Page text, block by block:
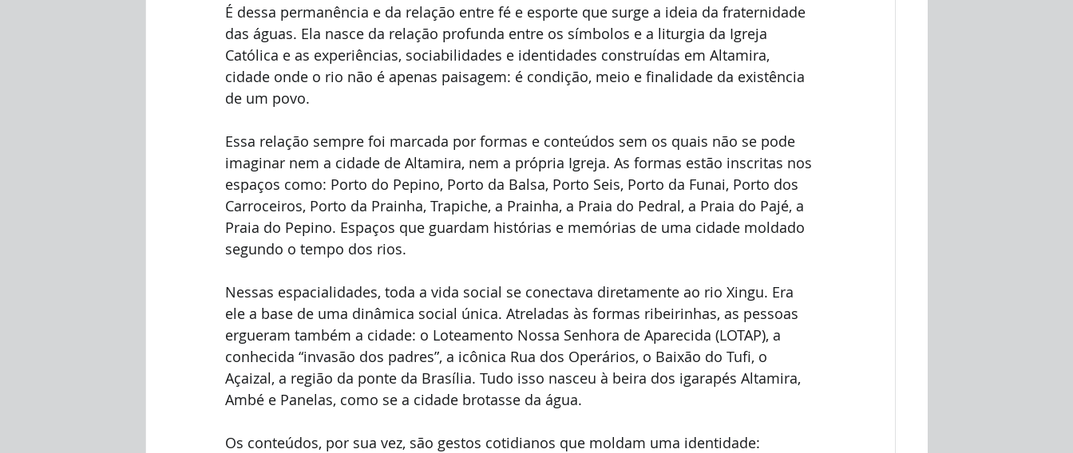
É dessa permanência e da relação entre fé e esporte que surge a ideia da fraternidade
das águas. Ela nasce da relação profunda entre os símbolos e a liturgia da Igreja
Católica e as experiências, sociabilidades e identidades construídas em Altamira,
cidade onde o rio não é apenas paisagem: é condição, meio e finalidade da existência
de um povo.
Essa relação sempre foi marcada por formas e conteúdos sem os quais não se pode
imaginar nem a cidade de Altamira, nem a própria Igreja. As formas estão inscritas nos
espaços como: Porto do Pepino, Porto da Balsa, Porto Seis, Porto da Funai, Porto dos
Carroceiros, Porto da Prainha, Trapiche, a Prainha, a Praia do Pedral, a Praia do Pajé, a
Praia do Pepino. Espaços que guardam histórias e memórias de uma cidade moldado
segundo o tempo dos rios.
Nessas espacialidades, toda a vida social se conectava diretamente ao rio Xingu. Era
ele a base de uma dinâmica social única. Atreladas às formas ribeirinhas, as pessoas
ergueram também a cidade: o Loteamento Nossa Senhora de Aparecida (LOTAP), a
conhecida “invasão dos padres”, a icônica Rua dos Operários, o Baixão do Tufi, o
Açaizal, a região da ponte da Brasília. Tudo isso nasceu à beira dos igarapés Altamira,
Ambé e Panelas, como se a cidade brotasse da água.
Os conteúdos, por sua vez, são gestos cotidianos que moldam uma identidade: